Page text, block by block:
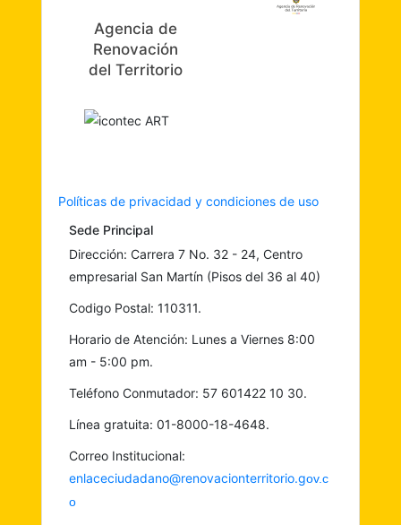
Agencia de
Renovación
del Territorio
Sede Principal
Dirección: Carrera 7 No. 32 - 24, Centro
empresarial San Martín (Pisos del 36 al 40)
Codigo Postal: 110311.
Horario de Atención: Lunes a Viernes 8:00
am - 5:00 pm.
Teléfono Conmutador: 57 601422 10 30.
Línea gratuita: 01-8000-18-4648.
Correo Institucional:
enlaceciudadano@renovacionterritorio.gov.c
o
Políticas de privacidad y condiciones de uso